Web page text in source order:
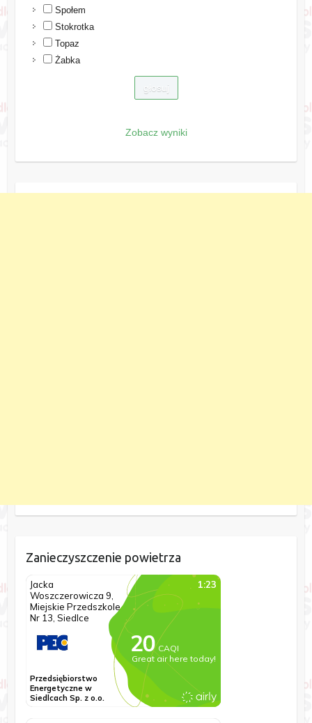
Społem
Stokrotka
Topaz
Żabka
Zobacz wyniki
Zanieczyszczenie powietrza